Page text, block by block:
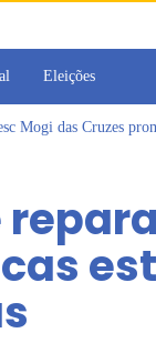
Eleições
Mogi das Cruzes
da Jornada de
de
jornada no